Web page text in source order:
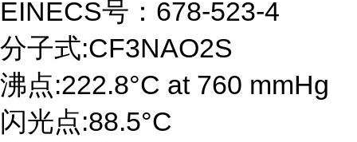
EINECS号：678-523-4
分子式:CF3NAO2S
沸点:222.8°C at 760 mmHg
闪光点:88.5°C